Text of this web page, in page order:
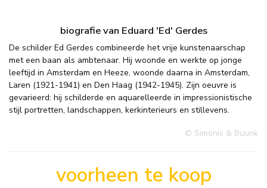
biografie van Eduard 'Ed' Gerdes
De schilder Ed Gerdes combineerde het vrije kunstenaarschap
met een baan als ambtenaar. Hij woonde en werkte op jonge
leeftijd in Amsterdam en Heeze, woonde daarna in Amsterdam,
Laren (1921-1941) en Den Haag (1942-1945). Zijn oeuvre is
gevarieerd: hij schilderde en aquarelleerde in impressionistische
stijl portretten, landschappen, kerkinterieurs en stillevens.
© Simonis & Buunk
voorheen te koop